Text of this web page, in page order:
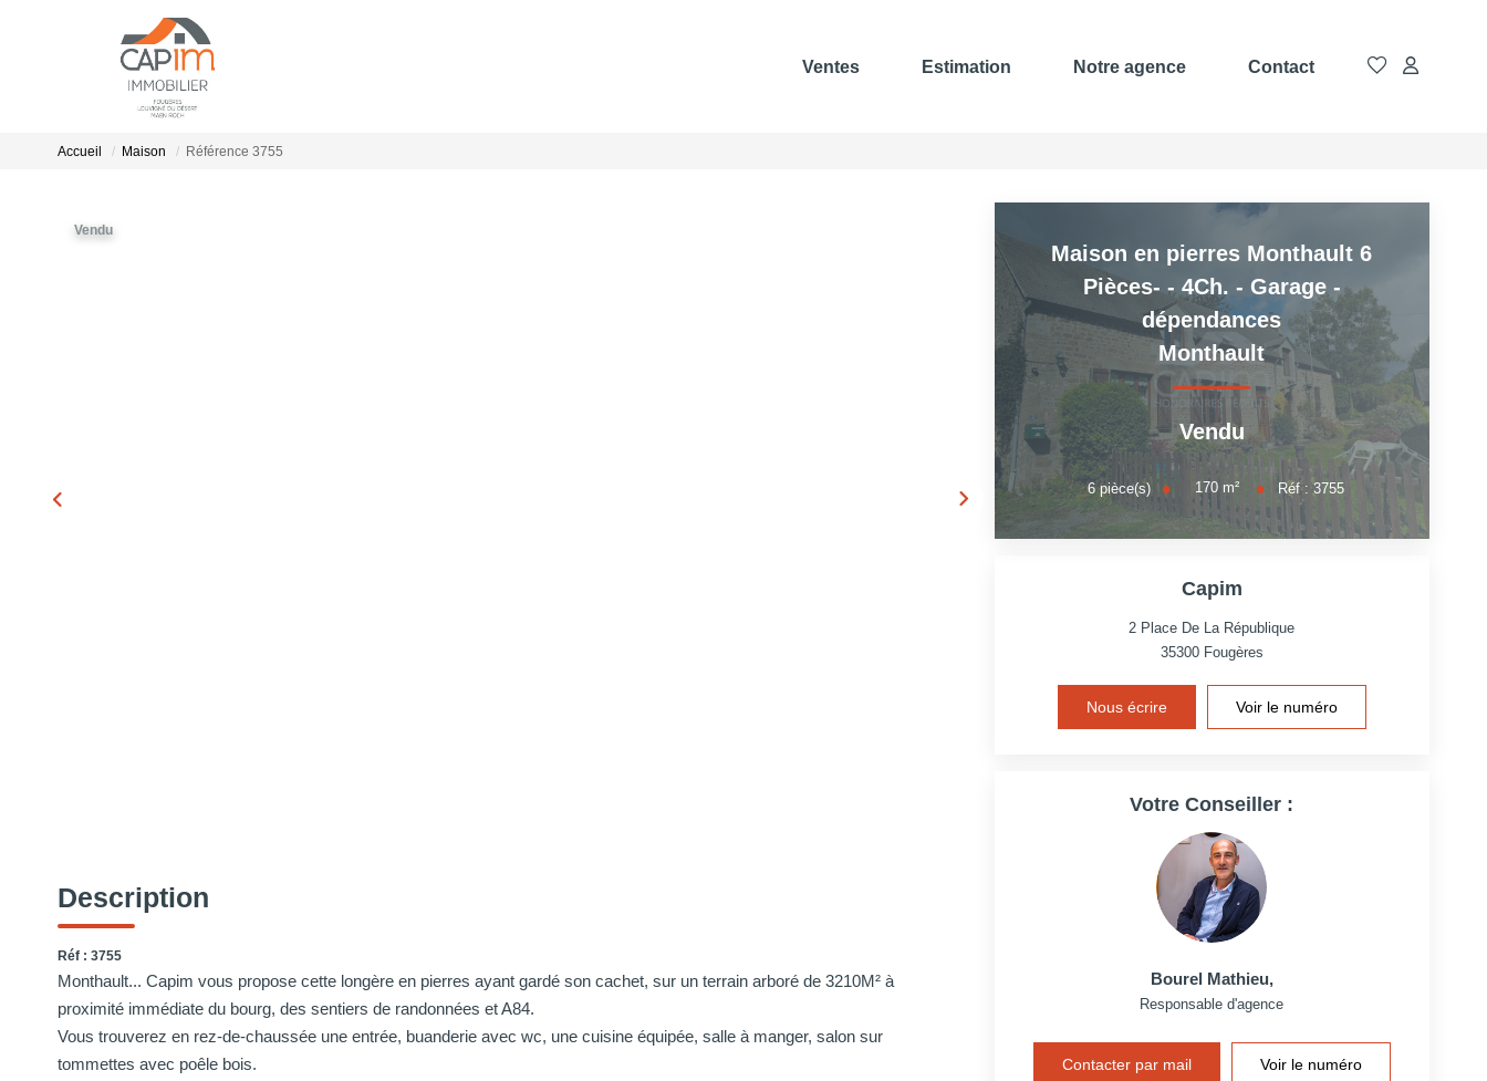
Ventes Estimation Notre agence Contact
Accueil Maison Référence 3755
Vendu
Description
Réf : 3755
Monthault... Capim vous propose cette longère en pierres ayant gardé son cachet, sur un terrain arboré de 3210M² à
proximité immédiate du bourg, des sentiers de randonnées et A84.
Vous trouverez en rez-de-chaussée une entrée, buanderie avec wc, une cuisine équipée, salle à manger, salon sur
tommettes avec poêle bois.
Maison en pierres Monthault 6
Pièces- - 4Ch. - Garage -
dépendances
Monthault
Vendu
6pièce(s) 170 m² Réf :3755
Capim
2 Place De La République
35300 Fougères
Nous écrire Voir le numéro
Votre Conseiller :
Bourel Mathieu,
Responsable d'agence
Contacter par mail Voir le numéro